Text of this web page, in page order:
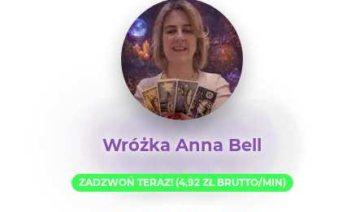
Wróżka Anna Bell
ZADZWOŃ TERAZ! (4,92 ZŁ BRUTTO/MIN)